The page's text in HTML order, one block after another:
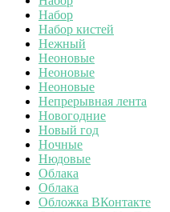
Набор
Набор кистей
Нежный
Неоновые
Неоновые
Неоновые
Непрерывная лента
Новогодние
Новый год
Ночные
Нюдовые
Облака
Облака
Обложка ВКонтакте